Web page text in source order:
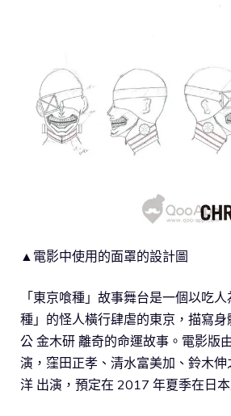
▲電影中使用的面罩的設計圖
「東京喰種」故事舞台是一個以吃
種」的怪人橫行肆虐的東京，描寫身
公 金木研 離奇的命運故事。電影版
演，窪田正孝、清水富美加、鈴木伸
洋 出演，預定在 2017 年夏季在日本